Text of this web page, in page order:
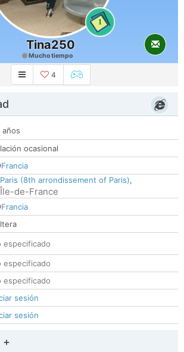
1
Tina250
Mucho tiempo
4
años
ocasional
Francia
Paris (8th arrondissement of Paris),
Île-de-France
Francia
especificado
especificado
especificado
sesión
sesión
+